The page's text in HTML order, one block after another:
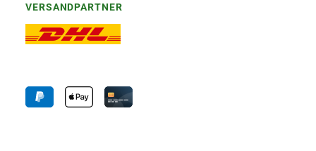
VERSANDPARTNER